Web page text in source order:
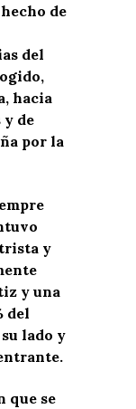
de
del
hacia
y de
por la
y
y una
del
lado y
que se